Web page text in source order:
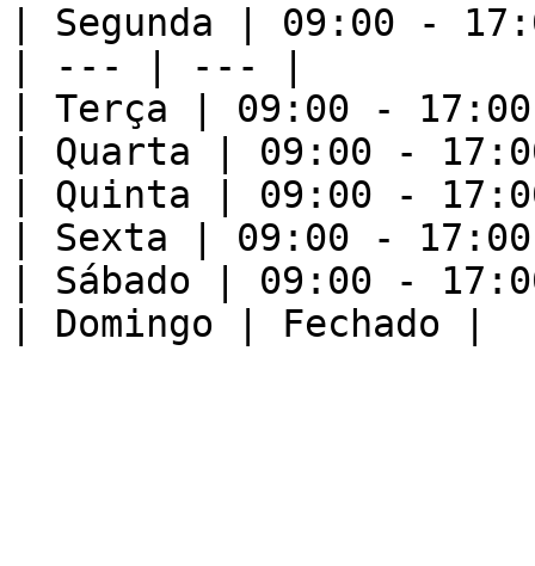
| Segunda | 09:00 -
| --- | --- |
| Terça | 09:00 -
| Quarta | 09:00 -
| Quinta | 09:00 -
| Sexta | 09:00 -
| Sábado | 09:00 -
| Domingo | Fechado |